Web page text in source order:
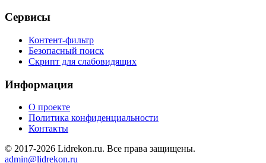
Сервисы
Контент-фильтр
Безопасный поиск
Скрипт для слабовидящих
Информация
О проекте
Политика конфиденциальности
Контакты
© 2017-2026 Lidrekon.ru. Все права защищены.
admin@lidrekon.ru